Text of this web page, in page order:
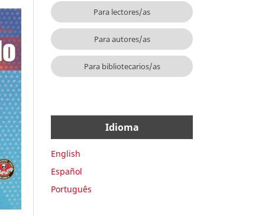
Para lectores/as
Para autores/as
Para bibliotecarios/as
Idioma
English
Español
Português